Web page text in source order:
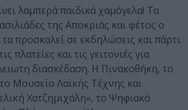
λαμπερά παιδικά χαμόγελα! Τα
της Αποκριάς και φέτος ο
προσκαλεί σε εκδηλώσεις και πάρτι
πλατείες και τις γειτονιές για
διασκέδαση. Η Πινακοθήκη, το
Μουσείο Λαϊκής Τέχνης και
Χατζημιχάλη», το Ψηφιακό